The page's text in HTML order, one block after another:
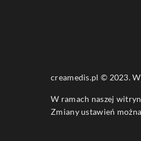
creamedis.pl © 2023.
W ramach naszej
Zmiany ustawień